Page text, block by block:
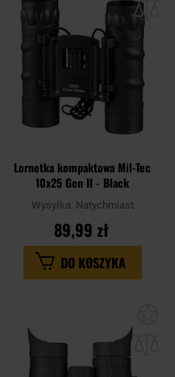
schowka
Lornetka kompaktowa Mil-Tec
10x25 Gen II - Black
Wysyłka: Natychmiast
89,99 zł
DO KOSZYKA
schowka